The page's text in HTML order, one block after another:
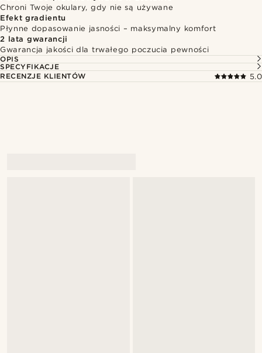
Chroni Twoje okulary, gdy nie są używane
Efekt gradientu
Płynne dopasowanie jasności – maksymalny komfort
2 lata gwarancji
Gwarancja jakości dla trwałego poczucia pewności
OPIS
SPECYFIKACJE
RECENZJE KLIENTÓW
5.0